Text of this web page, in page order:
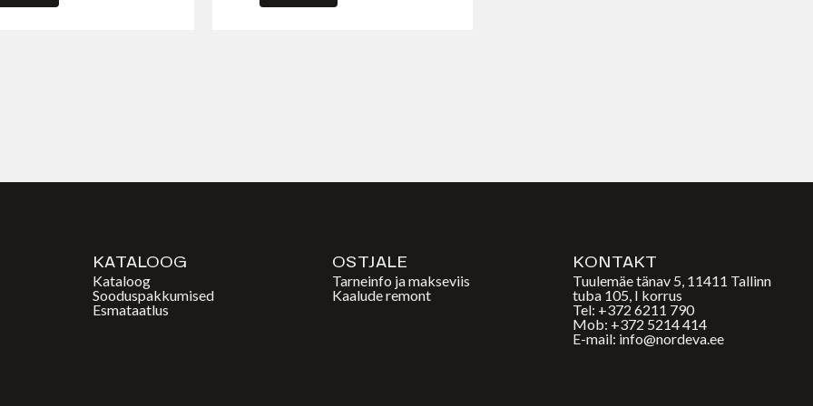
KATALOOG
Kataloog
Sooduspakkumised
Esmataatlus
OSTJALE
Tarneinfo ja makseviis
Kaalude remont
KONTAKT
Tuulemäe tänav 5, 11411 Tallinn
tuba 105, I korrus
Tel: +372 6211 790
Mob: +372 5214 414
E-mail: info@nordeva.ee